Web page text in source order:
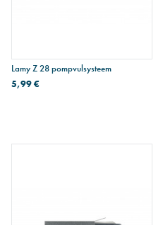
Lamy Z 28 pompvulsysteem
5,99 €